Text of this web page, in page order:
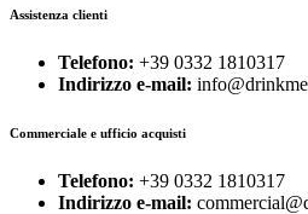
Assistenza clienti
Telefono: +39 0332 1810317
Indirizzo e-mail:
Commerciale e ufficio acquisti
Telefono: +39 0332 1810317
Indirizzo e-mail: